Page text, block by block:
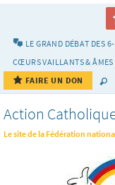
LE GRAND DÉBAT DES
CŒURS VAILLANTS &
FAIRE UN DON
Action
Le site de la Fédération